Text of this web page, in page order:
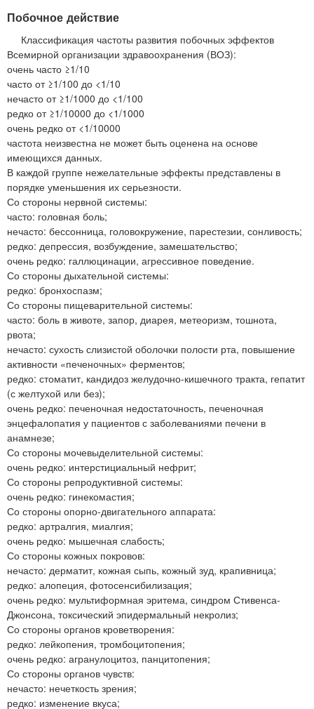
Побочное действие
Классификация частоты развития побочных эффектов
Всемирной организации здравоохранения (ВОЗ):
очень часто ≥1/10
часто от ≥1/100 до <1/10
нечасто от ≥1/1000 до <1/100
редко от ≥1/10000 до <1/1000
очень редко от <1/10000
частота неизвестна не может быть оценена на основе
имеющихся данных.
В каждой группе нежелательные эффекты представлены в
порядке уменьшения их серьезности.
Со стороны нервной системы:
часто: головная боль;
нечасто: бессонница, головокружение, парестезии, сонливость;
редко: депрессия, возбуждение, замешательство;
очень редко: галлюцинации, агрессивное поведение.
Со стороны дыхательной системы:
редко: бронхоспазм;
Со стороны пищеварительной системы:
часто: боль в животе, запор, диарея, метеоризм, тошнота,
рвота;
нечасто: сухость слизистой оболочки полости рта, повышение
активности «печеночных» ферментов;
редко: стоматит, кандидоз желудочно-кишечного тракта, гепатит
(с желтухой или без);
очень редко: печеночная недостаточность, печеночная
энцефалопатия у пациентов с заболеваниями печени в
анамнезе;
Со стороны мочевыделительной системы:
очень редко: интерстициальный нефрит;
Со стороны репродуктивной системы:
очень редко: гинекомастия;
Со стороны опорно-двигательного аппарата:
редко: артралгия, миалгия;
очень редко: мышечная слабость;
Со стороны кожных покровов:
нечасто: дерматит, кожная сыпь, кожный зуд, крапивница;
редко: алопеция, фотосенсибилизация;
очень редко: мультиформная эритема, синдром Стивенса-
Джонсона, токсический эпидермальный некролиз;
Со стороны органов кроветворения:
редко: лейкопения, тромбоцитопения;
очень редко: агранулоцитоз, панцитопения;
Со стороны органов чувств:
нечасто: нечеткость зрения;
редко: изменение вкуса;